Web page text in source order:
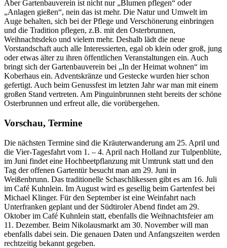
Aber Gartenbauverein ist nicht nur „Blumen pflegen“ oder
„Anlagen gießen“, nein das ist mehr. Die Natur und Umwelt im
Auge behalten, sich bei der Pflege und Verschönerung einbringen
und die Tradition pflegen, z.B. mit den Osterbrunnen,
Weihnachtsdeko und vielem mehr. Deshalb lädt die neue
Vorstandschaft auch alle Interessierten, egal ob klein oder groß, jung
oder etwas älter zu ihren öffentlichen Veranstaltungen ein. Auch
bringt sich der Gartenbauverein bei „In der Heimat wohnen“ im
Koberhaus ein. Adventskränze und Gestecke wurden hier schon
gefertigt. Auch beim Genussfest im letzten Jahr war man mit einem
großen Stand vertreten. Am Pinguinbrunnen steht bereits der schöne
Osterbrunnen und erfreut alle, die vorübergehen.
Vorschau, Termine
Die nächsten Termine sind die Kräuterwanderung am 25. April und
die Vier-Tagesfahrt vom 1. – 4. April nach Holland zur Tulpenblüte,
im Juni findet eine Hochbeetpflanzung mit Umtrunk statt und den
Tag der offenen Gartentür besucht man am 29. Juni in
Weißenbrunn. Das traditionelle Schaschlikessen gibt es am 16. Juli
im Café Kuhnlein. Im August wird es gesellig beim Gartenfest bei
Michael Klinger. Für den September ist eine Weinfahrt nach
Unterfranken geplant und der Südtiroler Abend findet am 29.
Oktober im Café Kuhnlein statt, ebenfalls die Weihnachtsfeier am
11. Dezember. Beim Nikolausmarkt am 30. November will man
ebenfalls dabei sein. Die genauen Daten und Anfangszeiten werden
rechtzeitig bekannt gegeben.